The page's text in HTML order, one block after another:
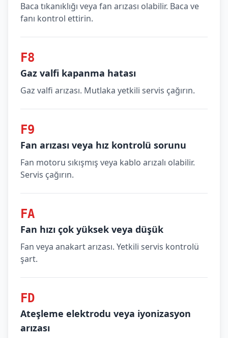
Baca tıkanıklığı veya fan arızası olabilir. Baca ve
fanı kontrol ettirin.
F8
Gaz valfi kapanma hatası
Gaz valfi arızası. Mutlaka yetkili servis çağırın.
F9
Fan arızası veya hız kontrolü sorunu
Fan motoru sıkışmış veya kablo arızalı olabilir.
Servis çağırın.
FA
Fan hızı çok yüksek veya düşük
Fan veya anakart arızası. Yetkili servis kontrolü
şart.
FD
Ateşleme elektrodu veya iyonizasyon
arızası